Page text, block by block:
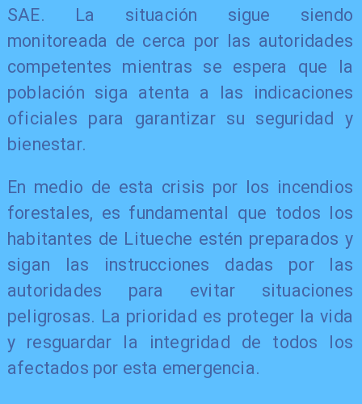
SAE. La situación sigue siendo
monitoreada de cerca por las autoridades
competentes mientras se espera que la
población siga atenta a las indicaciones
oficiales para garantizar su seguridad y
bienestar.
En medio de esta crisis por los incendios
forestales, es fundamental que todos los
habitantes de Litueche estén preparados y
sigan las instrucciones dadas por las
autoridades para evitar situaciones
peligrosas. La prioridad es proteger la vida
y resguardar la integridad de todos los
afectados por esta emergencia.